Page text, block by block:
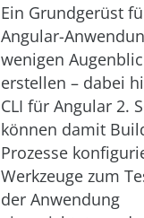
Ein Grundgerüst
Angular-
wenigen
erstellen – dabei
CLI für Angular 2.
können damit
Prozesse
Werkzeuge zum
der Anwendung